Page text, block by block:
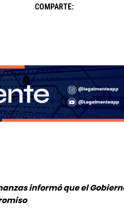
COMPARTE:
informó que el